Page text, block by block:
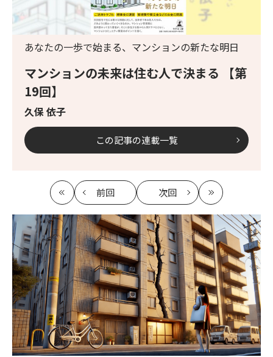
マンションの未来は住む人で決まる 【第
19回】
久保 依子
あなたの一歩で始まる、マンションの新たな明日
この記事の連載一覧
最
初
前回
記
事
へ
次回
記
事
へ
最
新